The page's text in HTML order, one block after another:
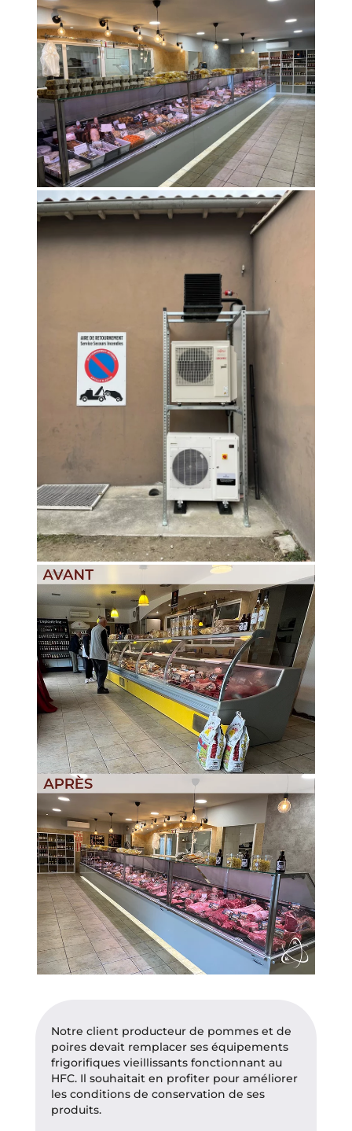
Notre client producteur de pommes et de
poires devait remplacer ses équipements
frigorifiques vieillissants fonctionnant au
HFC. Il souhaitait en profiter pour améliorer
les conditions de conservation de ses
produits.